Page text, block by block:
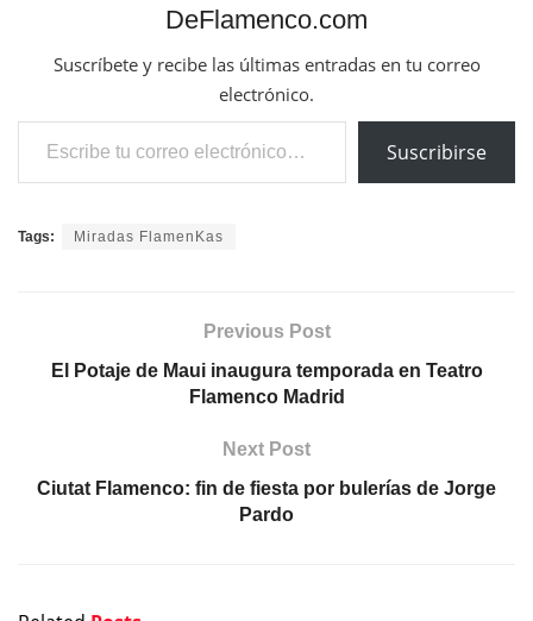
DeFlamenco.com
Suscríbete y recibe las últimas entradas en tu correo
electrónico.
Escribe tu correo electrónico…
Suscribirse
Tags: Miradas FlamenKas
Previous Post
El Potaje de Maui inaugura temporada en Teatro
Flamenco Madrid
Next Post
Ciutat Flamenco: fin de fiesta por bulerías de Jorge
Pardo